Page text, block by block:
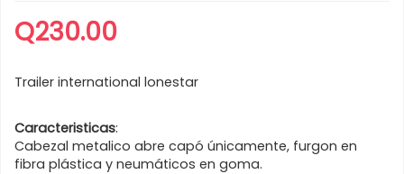
Q230.00
Trailer international lonestar
Caracteristicas:
Cabezal metalico abre capó únicamente, furgon en
fibra plástica y neumáticos en goma.